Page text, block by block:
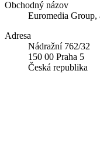
Obchodný názov
Euromedia Group,
Adresa
Nádražní 762/32
150 00 Praha 5
Česká republika